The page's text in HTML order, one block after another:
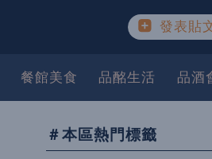
發表貼
餐館美食 品酩生活 品酒
＃本區熱門標籤